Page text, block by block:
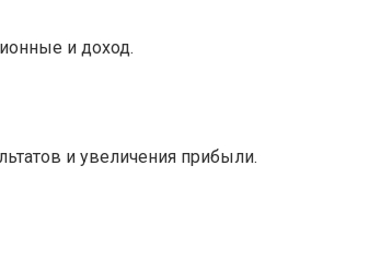
и доход.
и увеличения прибыли.